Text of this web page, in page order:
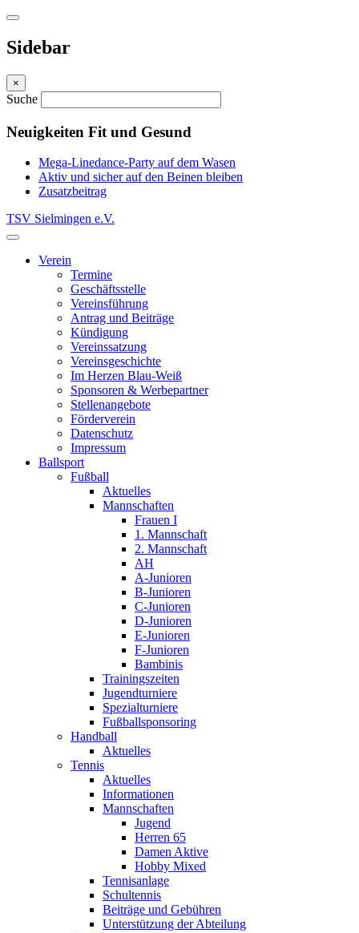
Sidebar
×
Suche
Neuigkeiten Fit und Gesund
Mega-Linedance-Party auf dem Wasen
Aktiv und sicher auf den Beinen bleiben
Zusatzbeitrag
TSV Sielmingen e.V.
Verein
Termine
Geschäftsstelle
Vereinsführung
Antrag und Beiträge
Kündigung
Vereinssatzung
Vereinsgeschichte
Im Herzen Blau-Weiß
Sponsoren & Werbepartner
Stellenangebote
Förderverein
Datenschutz
Impressum
Ballsport
Fußball
Aktuelles
Mannschaften
Frauen I
1. Mannschaft
2. Mannschaft
AH
A-Junioren
B-Junioren
C-Junioren
D-Junioren
E-Junioren
F-Junioren
Bambinis
Trainingszeiten
Jugendturniere
Spezialturniere
Fußballsponsoring
Handball
Aktuelles
Tennis
Aktuelles
Informationen
Mannschaften
Jugend
Herren 65
Damen Aktive
Hobby Mixed
Tennisanlage
Schultennis
Beiträge und Gebühren
Unterstützung der Abteilung